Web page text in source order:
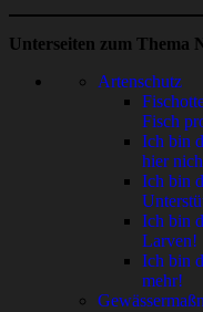
Unterseiten zum Thema
Artenschutz
Fisch
Ich bin
hier
Ich bin
Ich bin
Larven!
Ich bin
mehr!